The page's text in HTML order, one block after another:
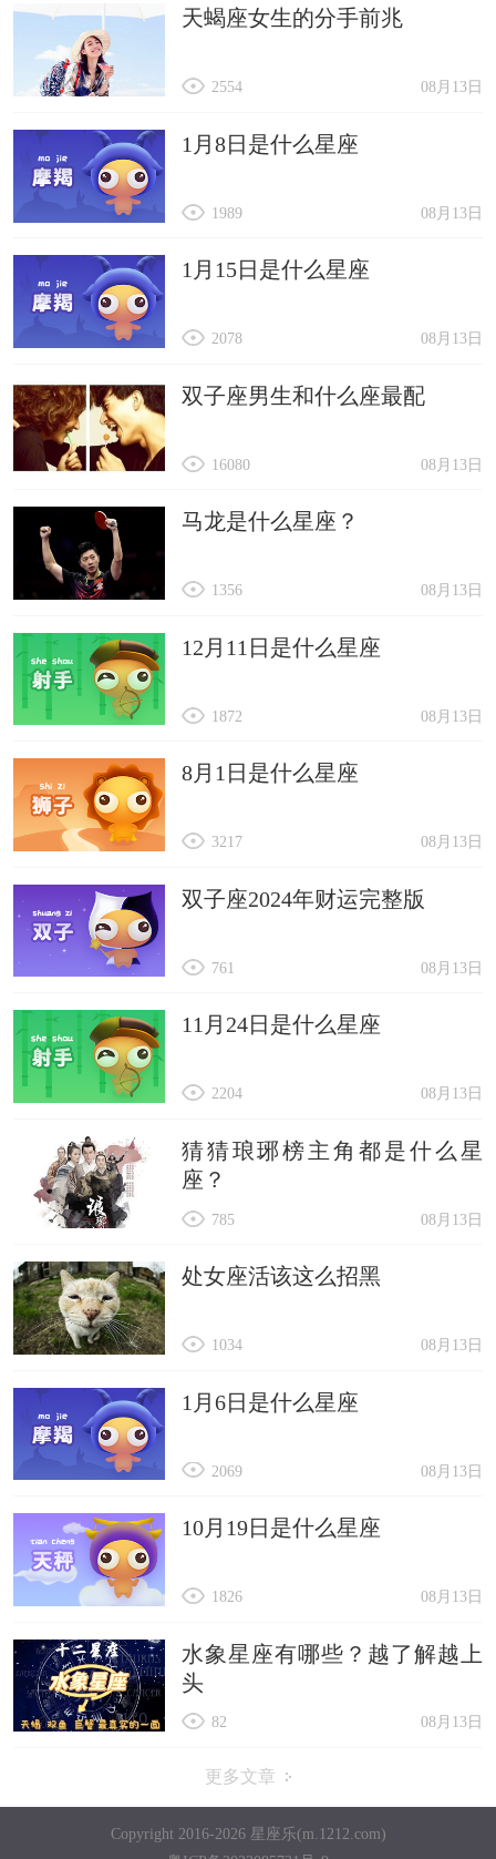
天蝎座女生的分手前兆
08月13日
2554
1月8日是什么星座
08月13日
1989
1月15日是什么星座
08月13日
2078
双子座男生和什么座最配
08月13日
16080
马龙是什么星座？
08月13日
1356
12月11日是什么星座
08月13日
1872
8月1日是什么星座
08月13日
3217
双子座2024年财运完整版
08月13日
761
11月24日是什么星座
08月13日
2204
猜猜琅琊榜主角都是什么星
座？
08月13日
785
处女座活该这么招黑
08月13日
1034
1月6日是什么星座
08月13日
2069
10月19日是什么星座
08月13日
1826
水象星座有哪些？越了解越上
头
08月13日
82
更多文章
Copyright 2016-2026 星座乐(m.1212.com)